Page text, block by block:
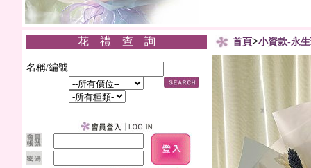
花 禮 查 詢
名稱/編號
首頁>小資款-永